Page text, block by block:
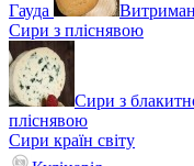
Гауда
Сири з пліснявою
Сири з
пліснявою
Сири країн світу